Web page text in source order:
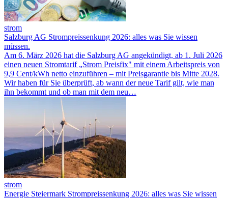
strom
Salzburg AG Strompreissenkung 2026: alles was Sie wissen
müssen.
Am 6. März 2026 hat die Salzburg AG angekündigt, ab 1. Juli 2026
einen neuen Stromtarif „Strom Preisfix" mit einem Arbeitspreis von
9,9 Cent/kWh netto einzuführen – mit Preisgarantie bis Mitte 2028.
Wir haben für Sie überprüft, ab wann der neue Tarif gilt, wie man
ihn bekommt und ob man mit dem neu…
strom
Energie Steiermark Strompreissenkung 2026: alles was Sie wissen